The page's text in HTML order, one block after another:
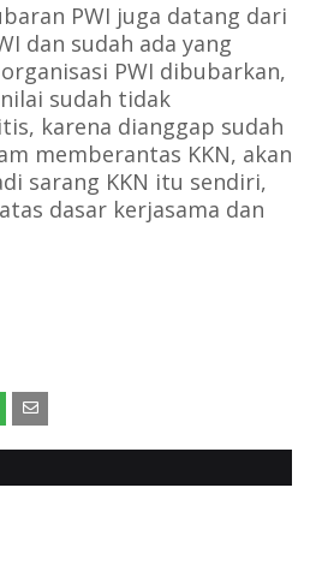
PWI juga datang dari
dan sudah ada yang
PWI dibubarkan,
sudah tidak
karena dianggap sudah
memberantas KKN, akan
sarang KKN itu sendiri,
dasar kerjasama dan